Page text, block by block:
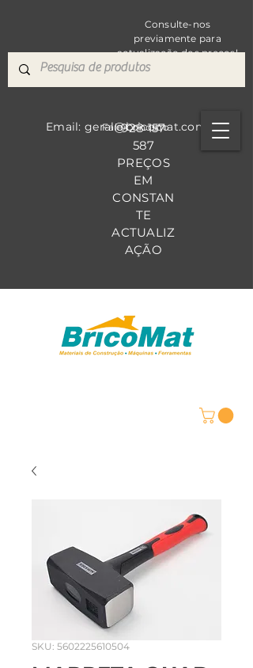
Consulte-nos
previamente para
actualização dos preços!
928 157
587
PREÇOS
EM
CONSTAN
TE
ACTUALIZ
AÇÃO
Fale Conosco
Email: geral@bricomat.com
SKU: 5602225610504